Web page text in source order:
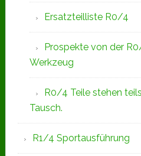
Ersatzteilliste R0/4
Prospekte von der
Werkzeug
R0/4 Teile stehen
Tausch.
R1/4 Sportausführung